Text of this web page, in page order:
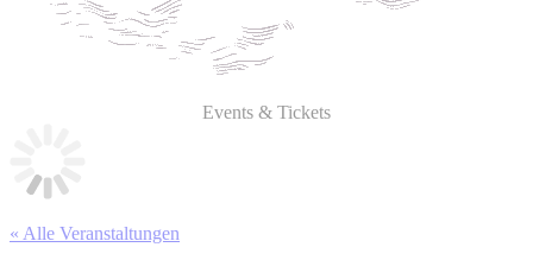
Events & Tickets
« Alle Veranstaltungen